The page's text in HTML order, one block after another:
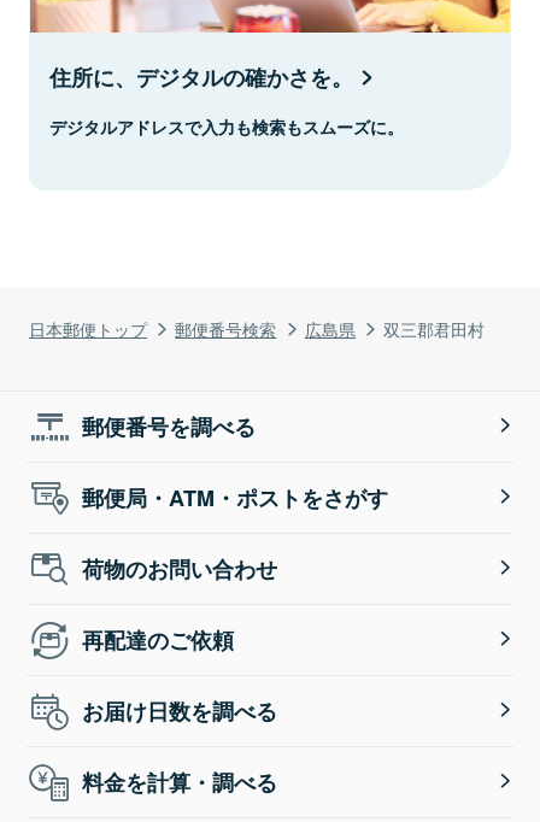
日本郵便トップ 郵便番号検索 広島県 双三郡君田村
住所に、デジタルの確かさを。
デジタルアドレスで入力も検索もスムーズに。
郵便番号を調べる
郵便局・ATM・ポストをさがす
荷物のお問い合わせ
再配達のご依頼
お届け日数を調べる
料金を計算・調べる